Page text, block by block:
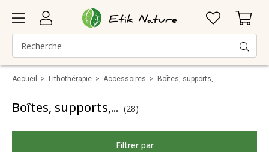
Accueil > Lithothérapie > Accessoires > Boîtes, supports,...
Boîtes, supports,... (28)
Filtrer par